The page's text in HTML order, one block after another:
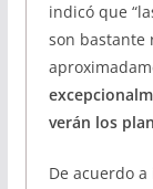
indicó que
son bastante
verán los
De acuerdo